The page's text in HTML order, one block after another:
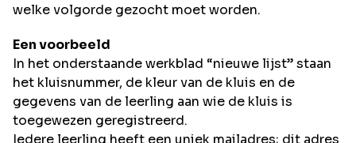
welke volgorde gezocht moet worden.
Een voorbeeld
In het onderstaande werkblad “nieuwe lijst” staan
het kluisnummer, de kleur van de kluis en de
gegevens van de leerling aan wie de kluis is
toegewezen geregistreerd.
Iedere leerling heeft een uniek mailadres; dit adres